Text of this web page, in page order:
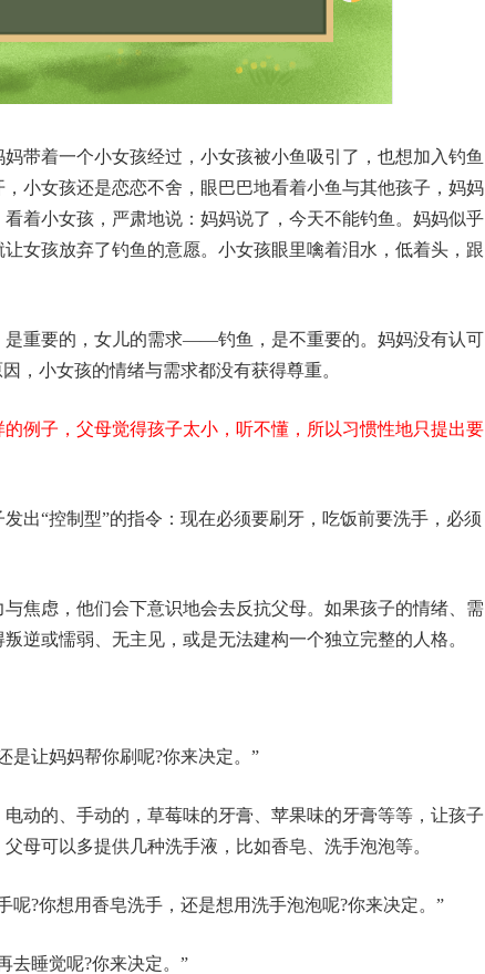
带着一个小女孩经过，小女孩被小鱼吸引了，也想加入钓鱼
小女孩还是恋恋不舍，眼巴巴地看着小鱼与其他孩子，妈妈
着小女孩，严肃地说：妈妈说了，今天不能钓鱼。 妈妈似乎
女孩放弃了钓鱼的意愿。小女孩眼里噙着泪水，低着头，跟
重要的，女儿的需求——钓鱼，是不重要的。 妈妈没有认可
，小女孩的情绪与需求都没有获得尊重。
例子，父母觉得孩子太小，听不懂，所以习惯性地只提出要
出“控制型”的指令： 现在必须要刷牙， 吃饭前要洗手， 必须
焦虑，他们会下意识地会去反抗父母。 如果孩子的情绪、需
逆或懦弱、无主见，或是无法建构一个独立完整的人格。
是让妈妈帮你刷呢?你来决定。”
动的、手动的，草莓味的牙膏、苹果味的牙膏等等，让孩子
父母可以多提供几种洗手液，比如香皂、洗手泡泡等。
呢?你想用香皂洗手，还是想用洗手泡泡呢?你来决定。”
去睡觉呢?你来决定。”